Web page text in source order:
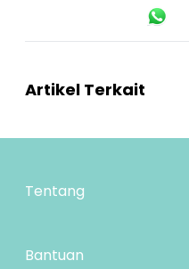
Artikel Terkait
Tentang
Lokasi Toko
Bantuan